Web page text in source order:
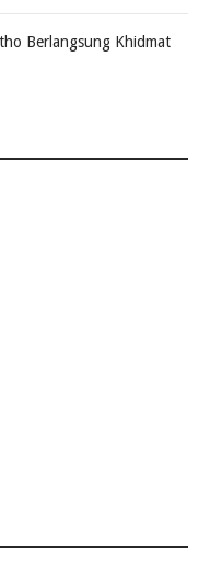
Berlangsung Khidmat